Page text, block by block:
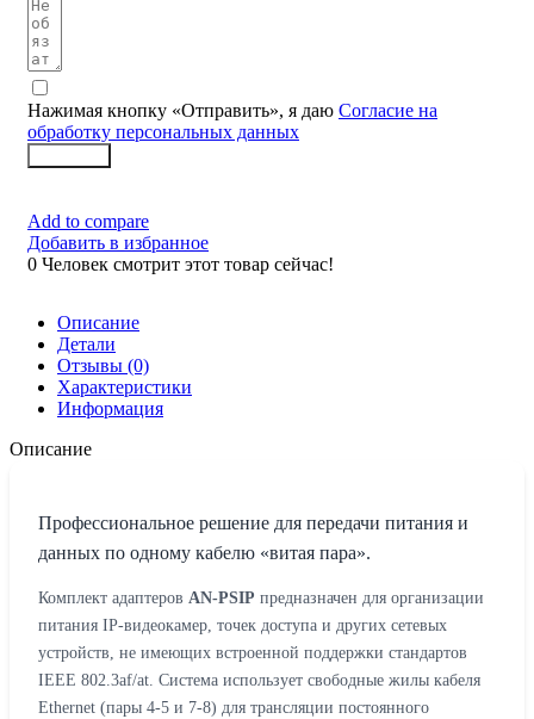
Нажимая кнопку «Отправить», я даю Согласие на
обработку персональных данных
Add to compare
Добавить в избранное
0 Человек смотрит этот товар сейчас!
Описание
Детали
Отзывы (0)
Характеристики
Информация
Описание
Профессиональное решение для передачи питания и
данных по одному кабелю «витая пара».
Комплект адаптеров AN-PSIP предназначен для организации
питания IP-видеокамер, точек доступа и других сетевых
устройств, не имеющих встроенной поддержки стандартов
IEEE 802.3af/at. Система использует свободные жилы кабеля
Ethernet (пары 4-5 и 7-8) для трансляции постоянного